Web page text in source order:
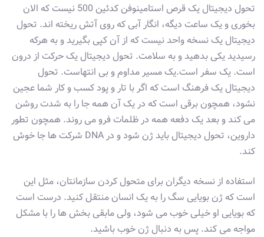
تحول دیجیتال یک قرص استامینوفن کدئین 500 نیست که الان
بخوری و یک ساعت دیگه، انگار آبی که روی آتش ریخته اند. تحول
دیجیتال یک نسخه واحد نیست که از آن کپی بگیرید و به هرکه
رسیدید یکی بدهید و به سلامت. تحول دیجیتال یک حرکت از درون
است. یک سفر است.یک مسیر مداوم و بی انتهاست. تحول
دیجیتال یک فرهنگ است که اگر با تار و پود کسب و کار شما عجین
نشود، همچون برقی است که در یک آن همه جا را به شدت روشن
می کند و بعد یک دفعه همه در ظلمات فرو می روند. همچون تطور
داروین، تحول دیجیتال باید ژن شود و در DNA شرکت ها جا خوش
کند.
استفاده از نسخه دیگران برای متحول کردن سازمانتان، مثل این
است که ژن بویایی سگ را به یک انسان منتقل کنید. درست است
که بویایی او خیلی خوب می شود، ولی مابقی بخش ها را با مشکل
مواجه می کند. پس به دنبال ژن خوب باشید.